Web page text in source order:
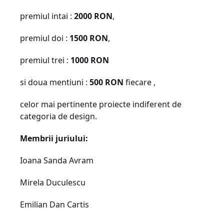
premiul intai : 2000 RON,
premiul doi : 1500 RON,
premiul trei : 1000 RON
si doua mentiuni : 500 RON fiecare ,
celor mai pertinente proiecte indiferent de
categoria de design.
Membrii juriului:
Ioana Sanda Avram
Mirela Duculescu
Emilian Dan Cartis